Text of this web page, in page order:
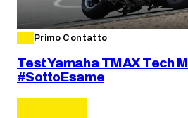
Primo Contatto
Test Yamaha TMAX Tech
#SottoEsame